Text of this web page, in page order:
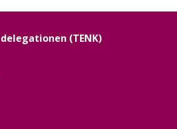
(TENK)